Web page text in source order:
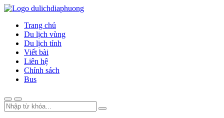
Trang chủ
Du lịch vùng
Du lịch tỉnh
Viết bài
Liên hệ
Chính sách
Bus